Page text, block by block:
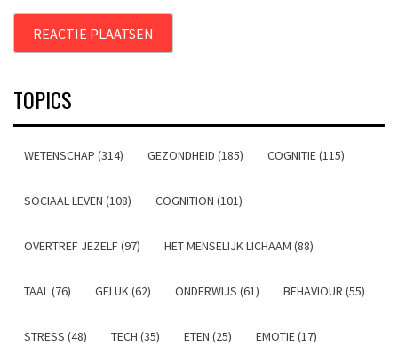
TOPICS
WETENSCHAP (314) GEZONDHEID (185) COGNITIE (115)
SOCIAAL LEVEN (108) COGNITION (101)
OVERTREF JEZELF (97) HET MENSELIJK LICHAAM (88)
TAAL (76) GELUK (62) ONDERWIJS (61) BEHAVIOUR (55)
STRESS (48) TECH (35) ETEN (25) EMOTIE (17)